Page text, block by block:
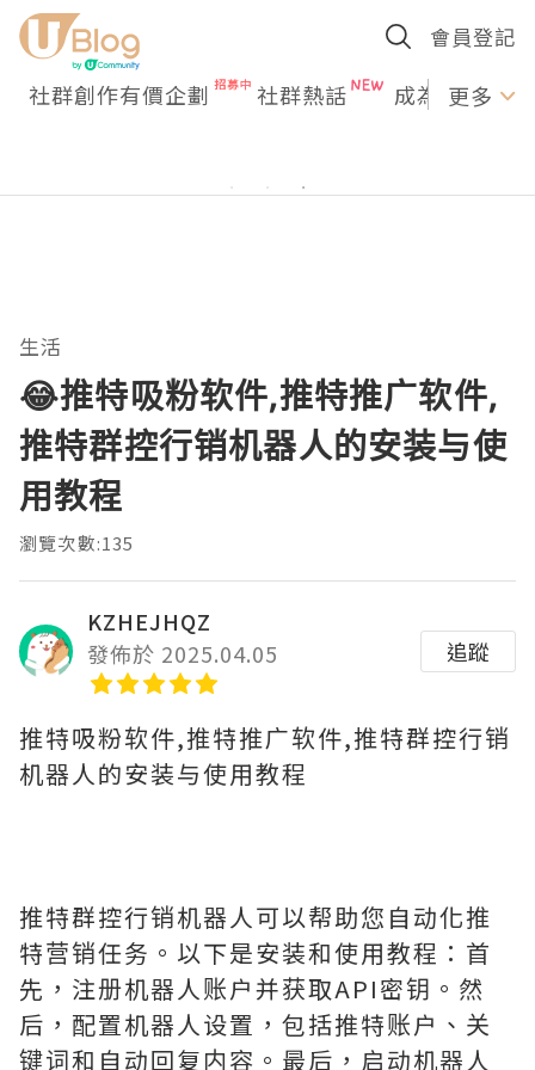
會員登記
社群創作有價企劃 社群熱話 成為U更多
生活
😂推特吸粉软件,推特推广软件,
推特群控行销机器人的安装与使
用教程
瀏覽次數:135
KZHEJHQZ
發佈於 2025.04.05
追蹤
推特吸粉软件,推特推广软件,推特群控行销
机器人的安装与使用教程
推特群控行销机器人可以帮助您自动化推
特营销任务。以下是安装和使用教程：首
先，注册机器人账户并获取API密钥。然
后，配置机器人设置，包括推特账户、关
键词和自动回复内容。最后，启动机器人